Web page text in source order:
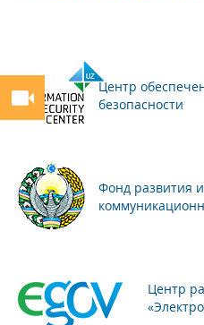
Центр
безопасности
Фонд развития
Центр